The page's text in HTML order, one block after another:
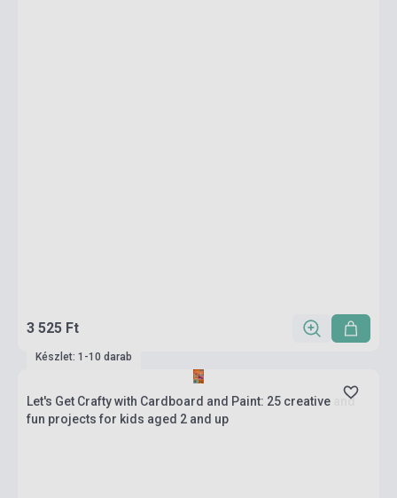
3 525 Ft
Készlet: 1-10 darab
Let's Get Crafty with Cardboard and Paint: 25 creative and
fun projects for kids aged 2 and up